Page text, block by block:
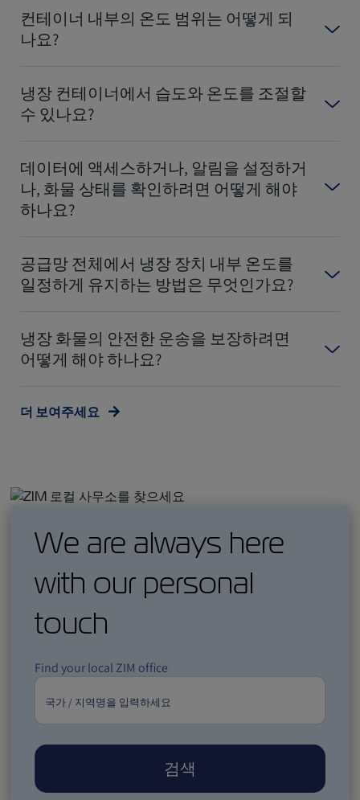
컨테이너 내부의 온도 범위는 어떻게 되
나요?
냉장 컨테이너에서 습도와 온도를 조절할
수 있나요?
데이터에 액세스하거나, 알림을 설정하거
나, 화물 상태를 확인하려면 어떻게 해야
하나요?
공급망 전체에서 냉장 장치 내부 온도를
일정하게 유지하는 방법은 무엇인가요?
냉장 화물의 안전한 운송을 보장하려면
어떻게 해야 하나요?
더 보여주세요
We are always here
with our personal
touch
Find your local ZIM office
검색